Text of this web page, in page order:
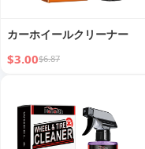
カーホイールクリーナー
$3.00$6.87